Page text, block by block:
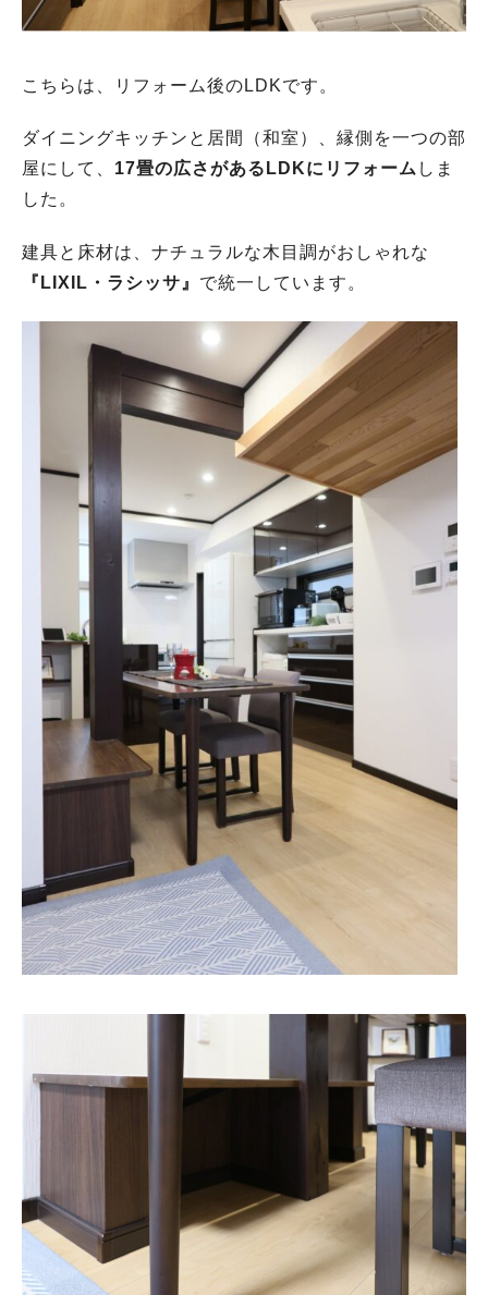
こちらは、リフォーム後のLDKです。
ダイニングキッチンと居間（和室）、縁側を一つの部
屋にして、 17畳の広さがあるLDKにリフォーム しま
した。
建具と床材は、ナチュラルな木目調がおしゃれな
『LIXIL・ラシッサ』 で統一しています。